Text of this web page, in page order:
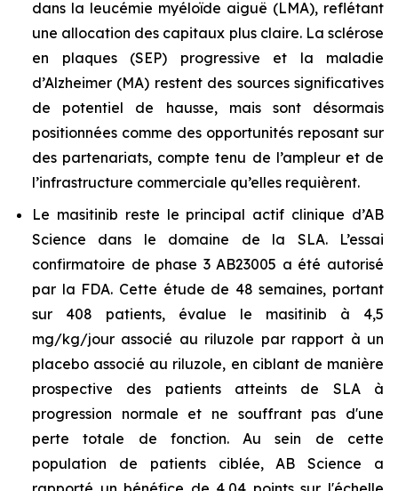
dans la leucémie myéloïde aiguë (LMA), reflétant
une allocation des capitaux plus claire. La sclérose
en plaques (SEP) progressive et la maladie
d’Alzheimer (MA) restent des sources significatives
de potentiel de hausse, mais sont désormais
positionnées comme des opportunités reposant sur
des partenariats, compte tenu de l’ampleur et de
l’infrastructure commerciale qu’elles requièrent.
Le masitinib reste le principal actif clinique d’AB
Science dans le domaine de la SLA. L’essai
confirmatoire de phase 3 AB23005 a été autorisé
par la FDA. Cette étude de 48 semaines, portant
sur 408 patients, évalue le masitinib à 4,5
mg/kg/jour associé au riluzole par rapport à un
placebo associé au riluzole, en ciblant de manière
prospective des patients atteints de SLA à
progression normale et ne souffrant pas d'une
perte totale de fonction. Au sein de cette
population de patients ciblée, AB Science a